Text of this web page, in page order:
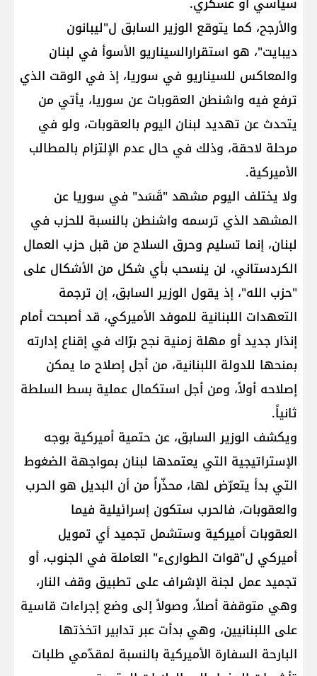
والأرجح، كما يتوقع الوزير السابق ل"ليبانون
ديبايت"، هو استقرارالسيناريو الأسوأ في لبنان
والمعاكس للسيناريو في سوريا، إذ في الوقت الذي
ترفع فيه واشنطن العقوبات عن سوريا، يأتي من
يتحدث عن تهديد لبنان اليوم بالعقوبات، ولو في
مرحلة لاحقة، وذلك في حال عدم الإلتزام بالمطالب
الأميركية.
ولا يختلف اليوم مشهد "قَسَد" في سوريا عن
المشهد الذي ترسمه واشنطن بالنسبة للحزب في
لبنان، إنما تسليم وحرق السلاح من قبل حزب العمال
الكردستاني، لن ينسحب بأي شكل من الأشكال على
"حزب الله"، إذ يقول الوزير السابق، إن ترجمة
التعهدات اللبنانية للموفد الأميركي، قد أصبحت أمام
إنذار جديد أو مهلة زمنية نجح برّاك في إقناع إدارته
بمنحها للدولة اللبنانية، من أجل إصلاح ما يمكن
إصلاحه أولاً، ومن أجل استكمال عملية بسط السلطة
ثانياً.
ويكشف الوزير السابق، عن حتمية أميركية بوجه
الإستراتيجية التي يعتمدها لبنان بمواجهة الضغوط
التي بدأ يتعرّض لها، محذّراً من أن البديل هو الحرب
والعقوبات، فالحرب ستكون إسرائيلية فيما
العقوبات أميركية وستشمل تجميد أي تمويل
أميركي ل"قوات الطوارىء" العاملة في الجنوب، أو
تجميد عمل لجنة الإشراف على تطبيق وقف النار،
وهي متوقفة أصلاً، وصولاً إلى وضع إجراءات قاسية
على اللبنانيين، وهي بدأت عبر تدابير اتخذتها
البارحة السفارة الأميركية بالنسبة لمقدّمي طلبات